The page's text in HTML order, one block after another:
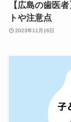
【広島の歯医
トや注意点
2023年11月16日